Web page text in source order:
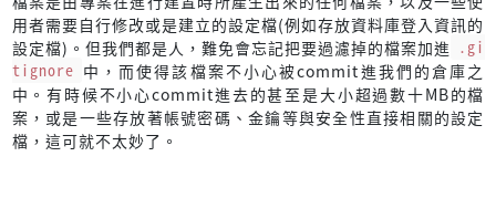
用者需要自行修改或是建立的設定檔(例如存放資料庫登入資訊的
設定檔)。但我們都是人，難免會忘記把要過濾掉的檔案加進 .gi
tignore 中，而使得該檔案不小心被commit進我們的倉庫之
中。有時候不小心commit進去的甚至是大小超過數十MB的檔
案，或是一些存放著帳號密碼、金鑰等與安全性直接相關的設定
檔，這可就不太妙了。